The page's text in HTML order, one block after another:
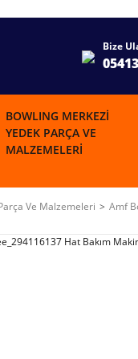
Bize
BOWLING MERKEZI
YEDEK PARÇA VE
MALZEMELERI
Ve Malzemeleri Amf